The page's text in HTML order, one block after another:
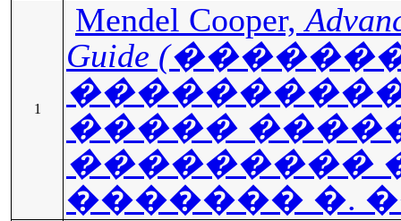
1
Mendel Cooper,
Guide
�����
���������
������� �.